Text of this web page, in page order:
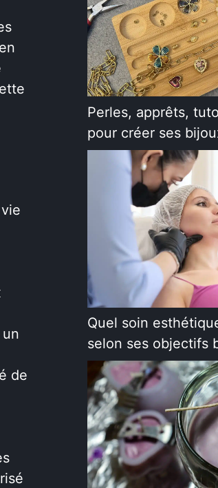
de
Perles, apprêts,
pour créer ses
Quel soin
selon ses objectifs